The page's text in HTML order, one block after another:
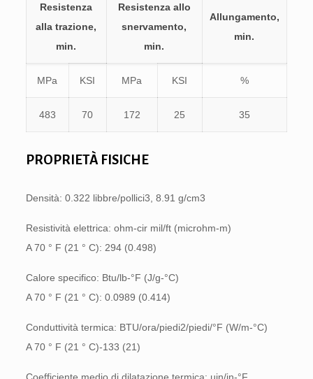
Resistenza
alla trazione,
min.
Resistenza allo
snervamento,
min.
Allungamento,
min.
MPa KSI MPa KSI %
483 70 172 25 35
PROPRIETÀ FISICHE
Densità: 0.322 libbre/pollici3, 8.91 g/cm3
Resistività elettrica: ohm-cir mil/ft (microhm-m)
A 70 ° F (21 ° C): 294 (0.498)
Calore specifico: Btu/lb-°F (J/g-°C)
A 70 ° F (21 ° C): 0.0989 (0.414)
Conduttività termica: BTU/ora/piedi2/piedi/°F (W/m-°C)
A 70 ° F (21 ° C)-133 (21)
Coefficiente medio di dilatazione termica: µin/in-°F,